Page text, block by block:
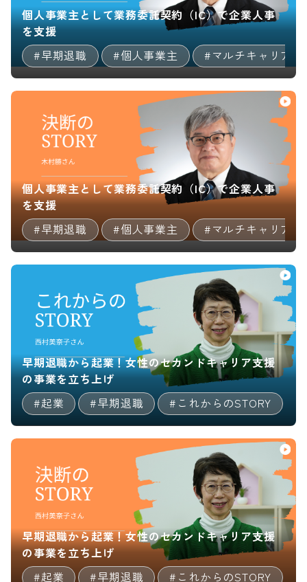
個人事業主として業務委託契約（IC）で企業人事
を支援
#早期退職
#個人事業主 #マルチキャリア
個人事業主として業務委託契約（IC）で企業人事
を支援
#早期退職
#個人事業主 #マルチキャリア
早期退職から起業！女性のセカンドキャリア支援
の事業を立ち上げ
#起業
#早期退職 #これからのSTORY
早期退職から起業！女性のセカンドキャリア支援
の事業を立ち上げ
#起業
#早期退職 #これからのSTORY